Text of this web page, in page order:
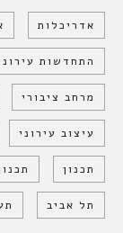
אדריכלות
התחדשות
מרחב ציבורי
עיצוב עירוני
תכנון
תל אביב